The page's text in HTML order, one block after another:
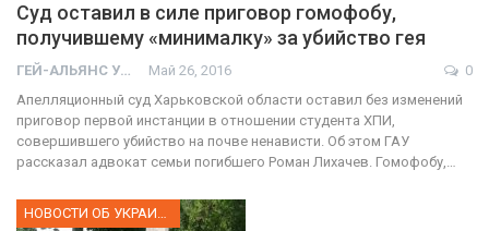
Суд оставил в силе приговор гомофобу,
получившему «минималку» за убийство гея
ГЕЙ-АЛЬЯНС УКРАИНА Май 26, 2016
0
Апелляционный суд Харьковской области оставил без изменений
приговор первой инстанции в отношении студента ХПИ,
совершившего убийство на почве ненависти. Об этом ГАУ
рассказал адвокат семьи погибшего Роман Лихачев. Гомофобу,…
НОВОСТИ ОБ УКРАИНЕ